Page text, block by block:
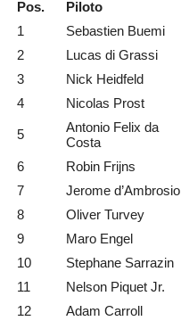
Pos. Piloto
1
Sebastien Buemi
2
Lucas di Grassi
3
Nick Heidfeld
4
Nicolas Prost
5
Antonio Felix da
Costa
6 Robin Frijns
7
Jerome d’Ambrosio
8
Oliver Turvey
9
Maro Engel
10
Stephane Sarrazin
11
Nelson Piquet Jr.
12
Adam Carroll